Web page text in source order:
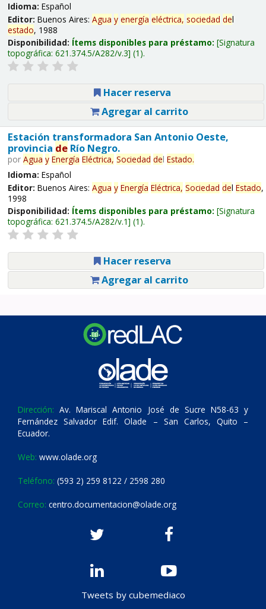
Idioma: Español
Editor: Buenos Aires: Agua y energía eléctrica, sociedad del
estado, 1988
Disponibilidad: Ítems disponibles para préstamo: Signatura
topográfica: 621.374.5/A282/v.3 (1).
Hacer reserva
Agregar al carrito
Estación transformadora San Antonio Oeste,
provincia deRío Negro.
por Agua y Energía Eléctrica, Sociedad del Estado.
Idioma: Español
Editor: Buenos Aires: Agua y Energía Eléctrica, Sociedad del Estado,
1998
Disponibilidad: Ítems disponibles para préstamo: Signatura
topográfica: 621.374.5/A282/v.1 (1).
Hacer reserva
Agregar al carrito
Dirección: Av. Mariscal Antonio José de Sucre N58-63 y
Fernández Salvador Edif. Olade – San Carlos, Quito –
Ecuador.
Web: www.olade.org
Teléfono: (593 2) 259 8122 / 2598 280
Correo: centro.documentacion@olade.org
Tweets by cubemediaco